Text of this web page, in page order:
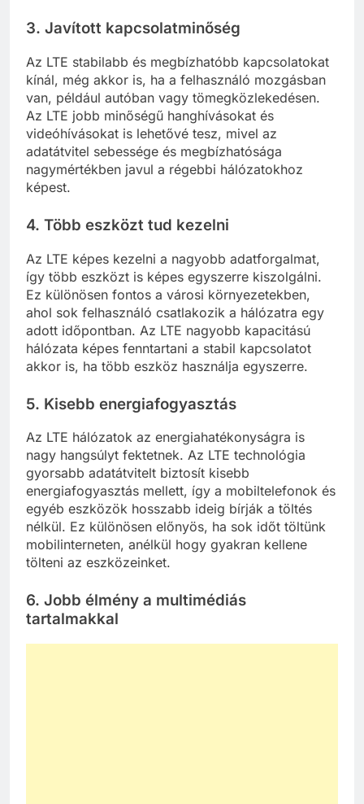
3. Javított kapcsolatminőség
Az LTE stabilabb és megbízhatóbb kapcsolatokat
kínál, még akkor is, ha a felhasználó mozgásban
van, például autóban vagy tömegközlekedésen.
Az LTE jobb minőségű hanghívásokat és
videóhívásokat is lehetővé tesz, mivel az
adatátvitel sebessége és megbízhatósága
nagymértékben javul a régebbi hálózatokhoz
képest.
4. Több eszközt tud kezelni
Az LTE képes kezelni a nagyobb adatforgalmat,
így több eszközt is képes egyszerre kiszolgálni.
Ez különösen fontos a városi környezetekben,
ahol sok felhasználó csatlakozik a hálózatra egy
adott időpontban. Az LTE nagyobb kapacitású
hálózata képes fenntartani a stabil kapcsolatot
akkor is, ha több eszköz használja egyszerre.
5. Kisebb energiafogyasztás
Az LTE hálózatok az energiahatékonyságra is
nagy hangsúlyt fektetnek. Az LTE technológia
gyorsabb adatátvitelt biztosít kisebb
energiafogyasztás mellett, így a mobiltelefonok és
egyéb eszközök hosszabb ideig bírják a töltés
nélkül. Ez különösen előnyös, ha sok időt töltünk
mobilinterneten, anélkül hogy gyakran kellene
tölteni az eszközeinket.
6. Jobb élmény a multimédiás
tartalmakkal